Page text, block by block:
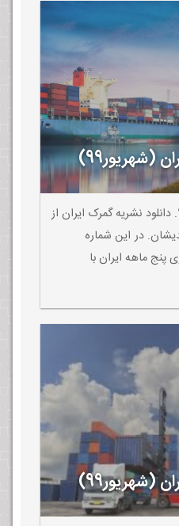
(شهریور99)
نشریه گمرک ایران شهریور99. دانلود نشریه گمرک ایران از
در این شماره
پنج ماهه ایران با
(شهریور99)